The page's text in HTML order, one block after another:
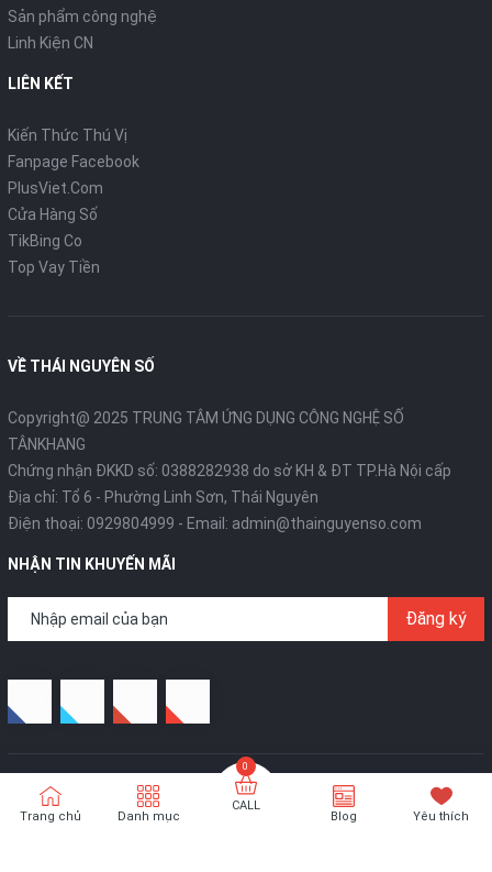
Sản phẩm công nghệ
Linh Kiện CN
LIÊN KẾT
Kiến Thức Thú Vị
Fanpage Facebook
PlusViet.Com
Cửa Hàng Số
TikBing Co
Top Vay Tiền
VỀ THÁI NGUYÊN SỐ
Copyright@ 2025 TRUNG TÂM ỨNG DỤNG CÔNG NGHỆ SỐ
TÂNKHANG
Chứng nhận ĐKKD số: 0388282938 do sở KH & ĐT TP.Hà Nội cấp
Địa chỉ: Tổ 6 - Phường Linh Sơn, Thái Nguyên
Điện thoại: 0929804999 - Email: admin@thainguyenso.com
NHẬN TIN KHUYẾN MÃI
Đăng ký
Thái Nguyên Số- Thiết kế bởi
TÂNKHANG
Technologies
Trang chủ Danh mục
CALL
Blog Yêu thích